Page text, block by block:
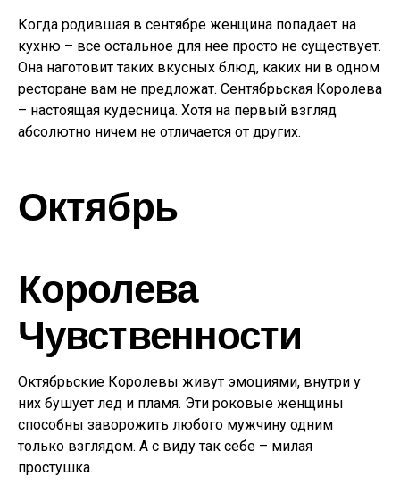
Когда родившая в сентябре женщина попадает на
кухню – все остальное для нее просто не существует.
Она наготовит таких вкусных блюд, каких ни в одном
ресторане вам не предложат. Сентябрьская Королева
– настоящая кудесница. Хотя на первый взгляд
абсолютно ничем не отличается от других.
Октябрь
Королева
Чувственности
Октябрьские Королевы живут эмоциями, внутри у
них бушует лед и пламя. Эти роковые женщины
способны заворожить любого мужчину одним
только взглядом. А с виду так себе – милая
простушка.